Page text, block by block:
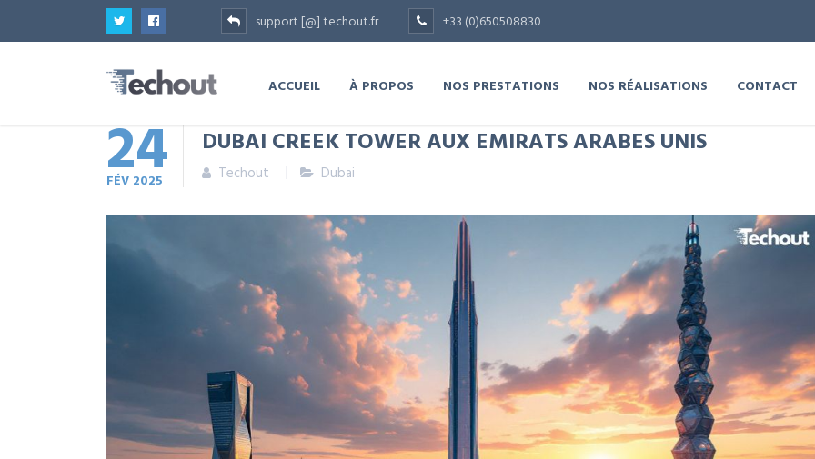
support [@] techout.fr +33 (0)650508830
ACCUEIL À PROPOS NOS PRESTATIONS NOS RÉALISATIONS CONTACT
24
FÉV 2025
DUBAI CREEK TOWER AUX EMIRATS ARABES UNIS
Techout Dubai